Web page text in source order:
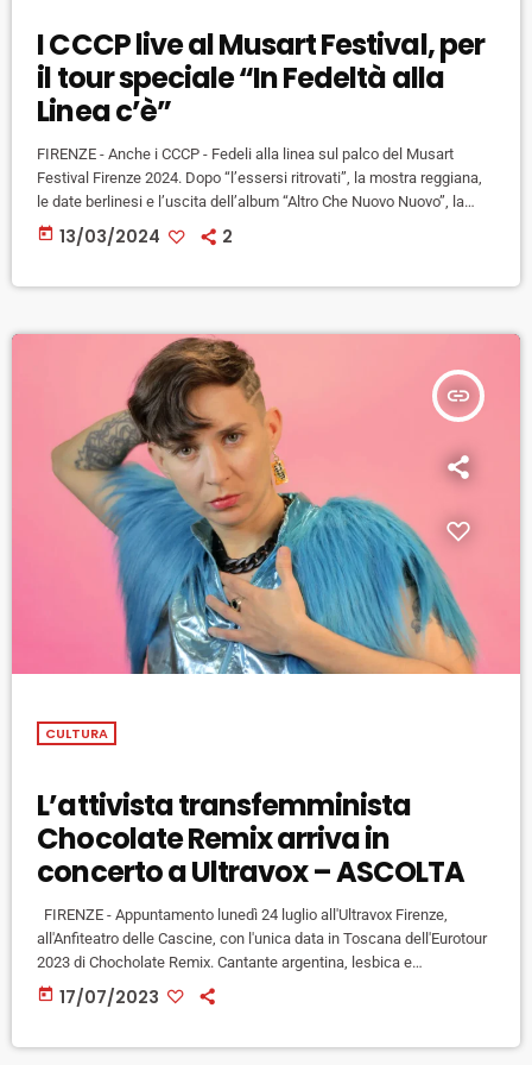
I CCCP live al Musart Festival, per
il tour speciale “In Fedeltà alla
Linea c’è”
FIRENZE - Anche i CCCP - Fedeli alla linea sul palco del Musart
Festival Firenze 2024. Dopo “l’essersi ritrovati”, la mostra reggiana,
le date berlinesi e l’uscita dell’album “Altro Che Nuovo Nuovo”, la
storica band torna sulle scene italiane: venerdì 26 luglio sarà in
concerto al Parco Mediceo di Pratolino, Firenze, nell’ambito del tour
today 13/03/2024 2
insert_link
CULTURA
L’attivista transfemminista
Chocolate Remix arriva in
concerto a Ultravox – ASCOLTA
FIRENZE - Appuntamento lunedì 24 luglio all'Ultravox Firenze,
all'Anfiteatro delle Cascine, con l'unica data in Toscana dell'Eurotour
2023 di Chocholate Remix. Cantante argentina, lesbica e
transfemminista, nominata dalla BBC come una delle 100 donne più
innovative e influenti al mondo, Romina Bernardo in arte Chocolate
today 17/07/2023